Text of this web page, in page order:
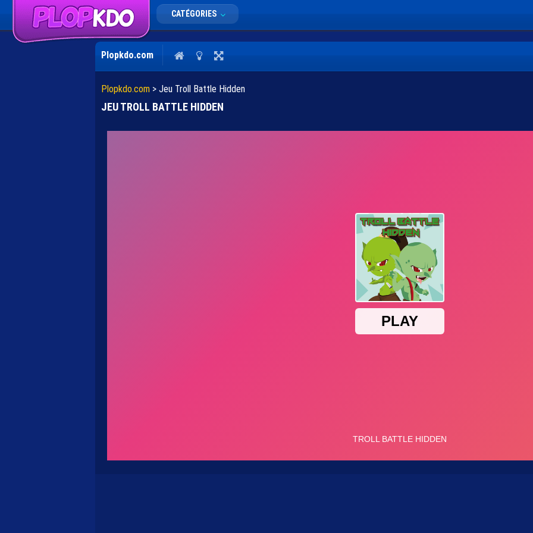
CATÉGORIES
Plopkdo.com
Plopkdo.com > Jeu Troll Battle Hidden
JEU TROLL BATTLE HIDDEN